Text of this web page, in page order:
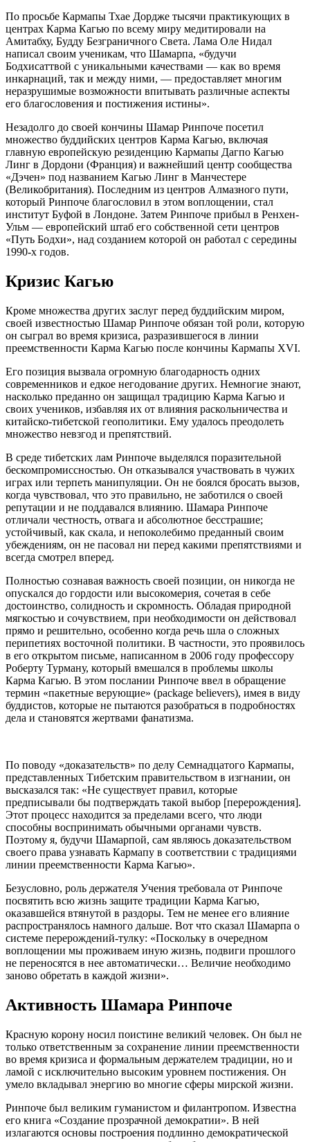
По просьбе Кармапы Тхае Дордже тысячи практикующих в
центрах Карма Кагью по всему миру медитировали на
Амитабху, Будду Безграничного Света. Лама Оле Нидал
написал своим ученикам, что Шамарпа, «будучи
Бодхисаттвой с уникальными качествами — как во время
инкарнаций, так и между ними, — предоставляет многим
неразрушимые возможности впитывать различные аспекты
его благословения и постижения истины».
Незадолго до своей кончины Шамар Ринпоче посетил
множество буддийских центров Карма Кагью, включая
главную европейскую резиденцию Кармапы Дагпо Кагью
Линг в Дордони (Франция) и важнейший центр сообщества
«Дэчен» под названием Кагью Линг в Манчестере
(Великобритания). Последним из центров Алмазного пути,
который Ринпоче благословил в этом воплощении, стал
институт Буфой в Лондоне. Затем Ринпоче прибыл в Ренхен-
Ульм — европейский штаб его собственной сети центров
«Путь Бодхи», над созданием которой он работал с середины
1990-х годов.
Кризис Кагью
Кроме множества других заслуг перед буддийским миром,
своей известностью Шамар Ринпоче обязан той роли, которую
он сыграл во время кризиса, разразившегося в линии
преемственности Карма Кагью после кончины Кармапы XVI.
Его позиция вызвала огромную благодарность одних
современников и едкое негодование других. Немногие знают,
насколько преданно он защищал традицию Карма Кагью и
своих учеников, избавляя их от влияния раскольничества и
китайско-тибетской геополитики. Ему удалось преодолеть
множество невзгод и препятствий.
В среде тибетских лам Ринпоче выделялся поразительной
бескомпромиссностью. Он отказывался участвовать в чужих
играх или терпеть манипуляции. Он не боялся бросать вызов,
когда чувствовал, что это правильно, не заботился о своей
репутации и не поддавался влиянию. Шамара Ринпоче
отличали честность, отвага и абсолютное бесстрашие;
устойчивый, как скала, и непоколебимо преданный своим
убеждениям, он не пасовал ни перед какими препятствиями и
всегда смотрел вперед.
Полностью сознавая важность своей позиции, он никогда не
опускался до гордости или высокомерия, сочетая в себе
достоинство, солидность и скромность. Обладая природной
мягкостью и сочувствием, при необходимости он действовал
прямо и решительно, особенно когда речь шла о сложных
перипетиях восточной политики. В частности, это проявилось
в его открытом письме, написанном в 2006 году профессору
Роберту Турману, который вмешался в проблемы школы
Карма Кагью. В этом послании Ринпоче ввел в обращение
термин «пакетные верующие» (package believers), имея в виду
буддистов, которые не пытаются разобраться в подробностях
дела и становятся жертвами фанатизма.
По поводу «доказательств» по делу Семнадцатого Кармапы,
представленных Тибетским правительством в изгнании, он
высказался так: «Не существует правил, которые
предписывали бы подтверждать такой выбор [перерождения].
Этот процесс находится за пределами всего, что люди
способны воспринимать обычными органами чувств.
Поэтому я, будучи Шамарпой, сам являюсь доказательством
своего права узнавать Кармапу в соответствии с традициями
линии преемственности Карма Кагью».
Безусловно, роль держателя Учения требовала от Ринпоче
посвятить всю жизнь защите традиции Карма Кагью,
оказавшейся втянутой в раздоры. Тем не менее его влияние
распространялось намного дальше. Вот что сказал Шамарпа о
системе перерождений-тулку: «Поскольку в очередном
воплощении мы проживаем иную жизнь, подвиги прошлого
не переносятся в нее автоматически… Величие необходимо
заново обретать в каждой жизни».
Активность Шамара Ринпоче
Красную корону носил поистине великий человек. Он был не
только ответственным за сохранение линии преемственности
во время кризиса и формальным держателем традиции, но и
ламой с исключительно высоким уровнем постижения. Он
умело вкладывал энергию во многие сферы мирской жизни.
Ринпоче был великим гуманистом и филантропом. Известна
его книга «Создание прозрачной демократии». В ней
излагаются основы построения подлинно демократической